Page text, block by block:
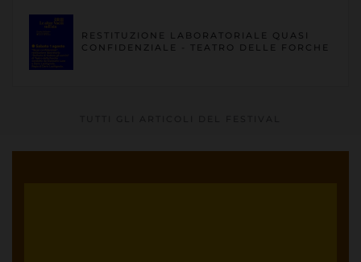
RESTITUZIONE LABORATORIALE QUASI
CONFIDENZIALE - TEATRO DELLE FORCHE